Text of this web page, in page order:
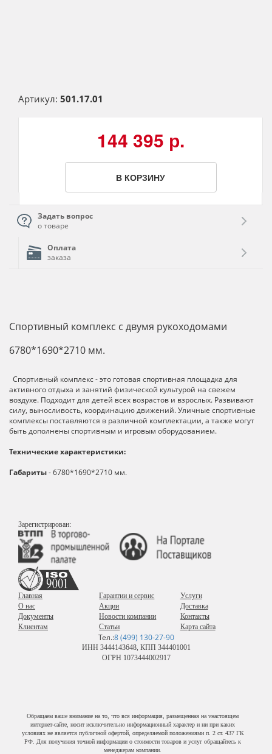
Артикул: 501.17.01
144 395 р.
В КОРЗИНУ
Задать вопрос
о товаре
Оплата
заказа
Спортивный комплекс с двумя рукоходомами
6780*1690*2710 мм.
Спортивный комплекс - это готовая спортивная площадка для
активного отдыха и занятий физической культурой на свежем
воздухе. Подходит для детей всех возрастов и взрослых. Развивают
силу, выносливость, координацию движений. Уличные спортивные
комплексы поставляются в различной комплектации, а также могут
быть дополнены спортивным и игровым оборудованием.
Технические характеристики:
Габариты- 6780*1690*2710 мм.
Зарегистрирован:
Главная
О нас
Документы
Клиентам
Гарантии и сервис
Акции
Новости компании
Статьи
Услуги
Доставка
Контакты
Карта сайта
Тел.:8 (499) 130-27-90
ИНН 3444143648, КПП 344401001
ОГРН 1073444002917
Обращаем ваше внимание на то, что вся информация, размещенная на vнастоящем
интернет-сайте, носит исключительно информационный характер и ни при каких
условиях не является публичной офертой, определяемой положениями п. 2 ст. 437 ГК
РФ. Для получения точной информации о стоимости товаров и услуг обращайтесь к
менеджерам компании.